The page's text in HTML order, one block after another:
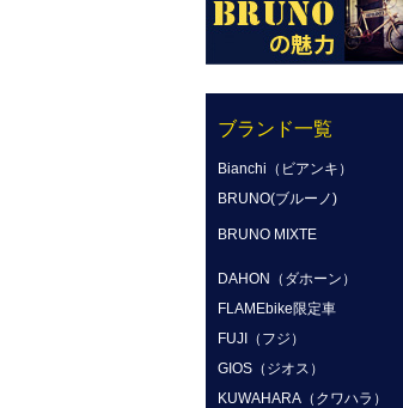
ブランド一覧
Bianchi（ビアンキ）
BRUNO(ブルーノ)
BRUNO MIXTE
DAHON（ダホーン）
FLAMEbike限定車
FUJI（フジ）
GIOS（ジオス）
KUWAHARA（クワハラ）